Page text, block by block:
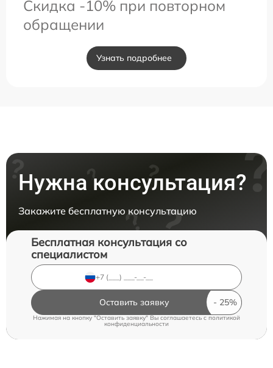
Скидка -10% при повторном
обращении
Узнать подробнее
Нужна консультация?
Закажите бесплатную консультацию
Бесплатная консультация со
специалистом
Оставить заявку
Нажимая на кнопку "Оставить заявку" Вы соглашаетесь cполитикой
конфиденциальности